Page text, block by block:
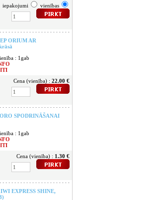
iepakojumi
vienības
ORIUM AR
: 1gab
Cena (vienība) : 22.00 €
SPODRINĀŠANAI
: 1gab
Cena (vienība) : 1.30 €
EXPRESS SHINE,